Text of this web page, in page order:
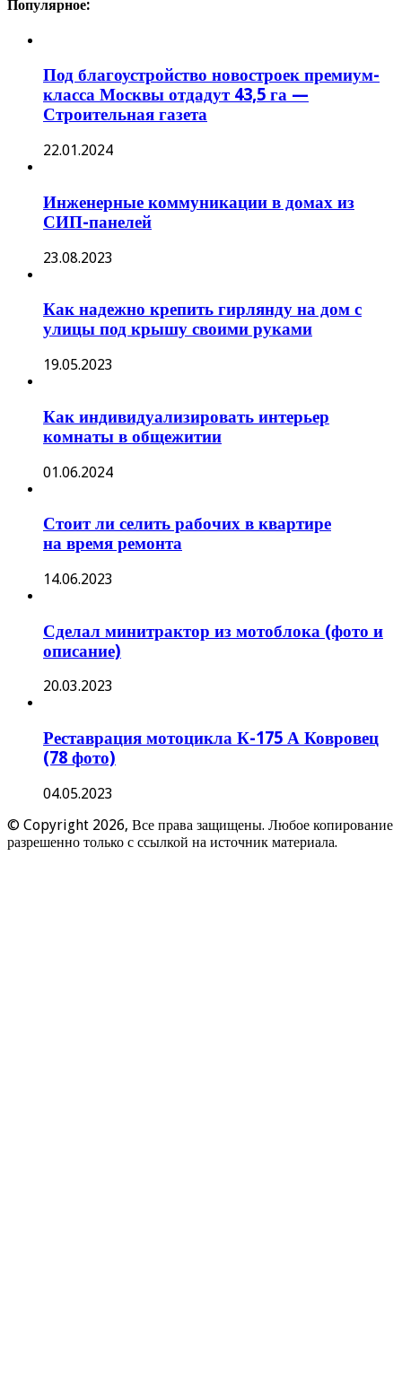
Популярное:
Под благоустройство новостроек премиум-
класса Москвы отдадут 43,5 га —
Строительная газета
22.01.2024
Инженерные коммуникации в домах из
СИП-панелей
23.08.2023
Как надежно крепить гирлянду на дом с
улицы под крышу своими руками
19.05.2023
Как индивидуализировать интерьер
комнаты в общежитии
01.06.2024
Стоит ли селить рабочих в квартире
на время ремонта
14.06.2023
Сделал минитрактор из мотоблока (фото и
описание)
20.03.2023
Реставрация мотоцикла К-175 А Ковровец
(78 фото)
04.05.2023
© Copyright 2026, Все права защищены. Любое копирование
разрешенно только с ссылкой на источник материала.